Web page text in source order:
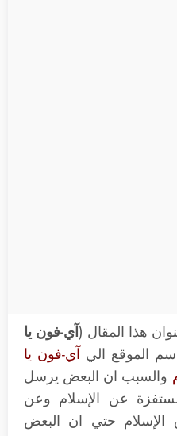
هذا المقال (آي-فون يا
اسم الموقع اليآي-فون يا
والسبب ان البعض يرسل
عن الإسلام وعن
الإسلام حتي ان البعض